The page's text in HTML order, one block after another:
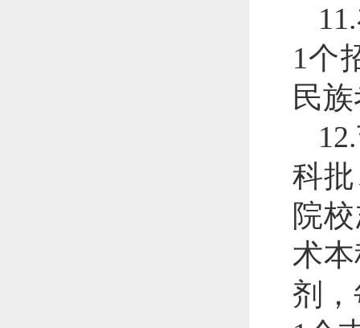
1个
民
科
院
术
剂